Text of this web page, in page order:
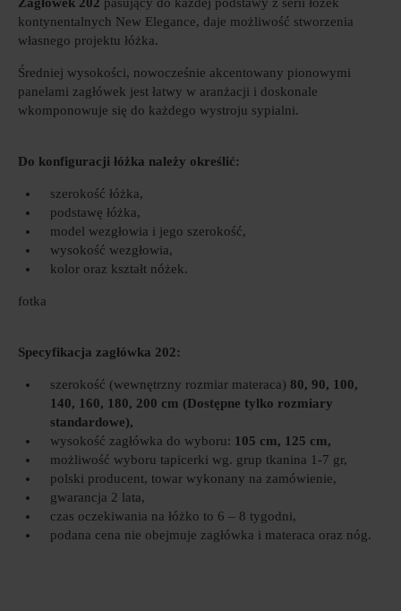
kontynentalnych New Elegance, daje możliwość stworzenia
własnego projektu łóżka.
Średniej wysokości, nowocześnie akcentowany pionowymi
panelami zagłówek jest łatwy w aranżacji i doskonale
wkomponowuje się do każdego wystroju sypialni.
Do konfiguracji łóżka należy określić:
szerokość łóżka,
podstawę łóżka,
model wezgłowia i jego szerokość,
wysokość wezgłowia,
kolor oraz kształt nóżek.
fotka
Specyfikacja zagłówka 202:
szerokość (wewnętrzny rozmiar materaca) 80, 90, 100,
140, 160, 180, 200 cm (Dostępne tylko rozmiary
standardowe),
wysokość zagłówka do wyboru: 105 cm, 125 cm,
możliwość wyboru tapicerki wg. grup tkanina 1-7 gr,
polski producent, towar wykonany na zamówienie,
gwarancja 2 lata,
czas oczekiwania na łóżko to 6 – 8 tygodni,
podana cena nie obejmuje zagłówka i materaca oraz nóg.